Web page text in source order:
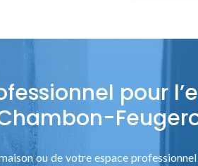
pour
ou de votre espace